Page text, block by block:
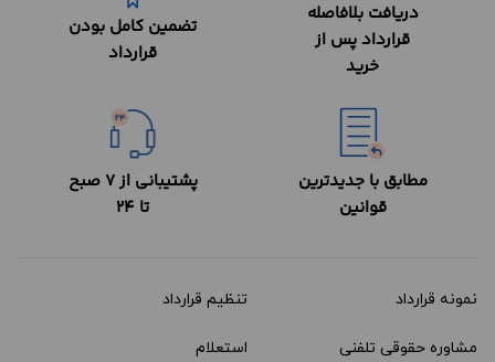
دریافت بلافاصله
قرارداد پس از
خرید
تضمین کامل بودن
قرارداد
مطابق با جدیدترین
قوانین
پشتیبانی از 7 صبح
تا 24
نمونه قرارداد‌ تنظیم قرارداد
مشاوره حقوقی تلفنی استعلام